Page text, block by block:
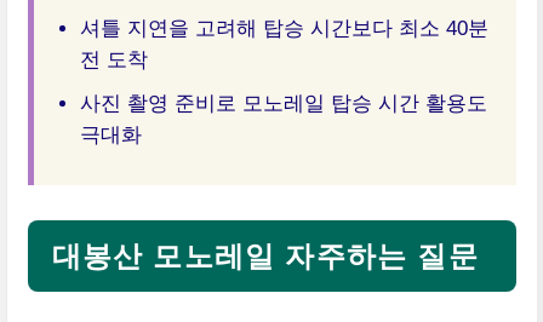
셔틀 지연을 고려해 탑승 시간보다 최소 40분
전 도착
사진 촬영 준비로 모노레일 탑승 시간 활용도
극대화
대봉산 모노레일 자주하는 질문